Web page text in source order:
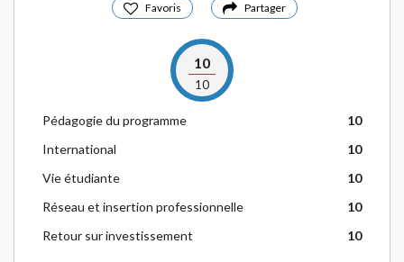
Favoris Partager
10
10
Pédagogie du programme
10
International
10
Vie étudiante
10
Réseau et insertion professionnelle
10
Retour sur investissement
10